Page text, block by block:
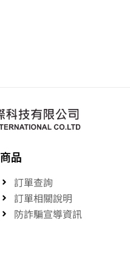
商品
訂單查詢
訂單相關說明
防詐騙宣導資訊